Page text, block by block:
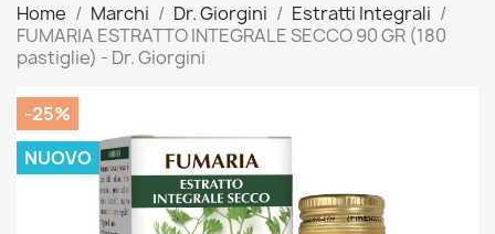
Home Marchi Dr. Giorgini
Estratti Integrali
FUMARIA ESTRATTO INTEGRALE SECCO 90 GR (180
pastiglie) - Dr. Giorgini
-25%
NUOVO